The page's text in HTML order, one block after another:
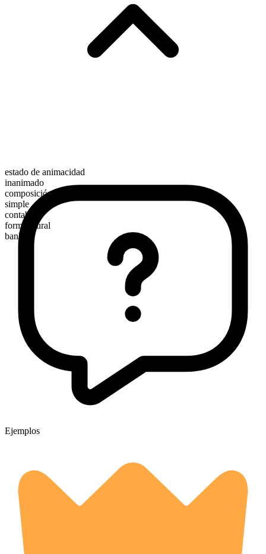
estado de animacidad
inanimado
composición morfológica
simple
contable
forma plural
banks
Ejemplos